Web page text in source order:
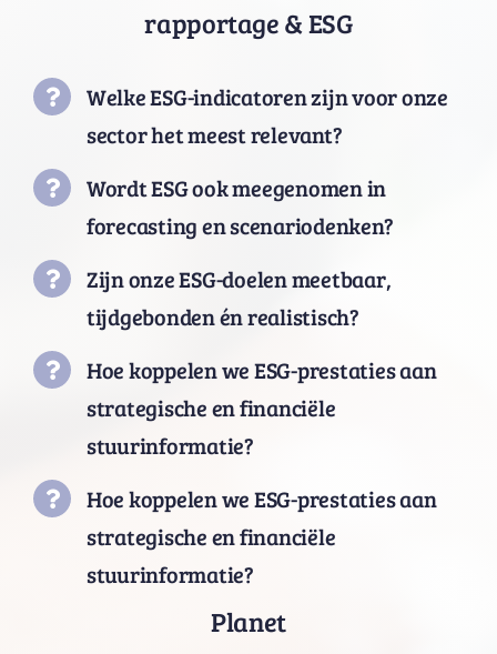
rapportage & ESG
Welke ESG-indicatoren zijn voor onze
sector het meest relevant?
Wordt ESG ook meegenomen in
forecasting en scenariodenken?
Zijn onze ESG-doelen meetbaar,
tijdgebonden én realistisch?
Hoe koppelen we ESG-prestaties aan
strategische en financiële
stuurinformatie?
Hoe koppelen we ESG-prestaties aan
strategische en financiële
stuurinformatie?
Planet